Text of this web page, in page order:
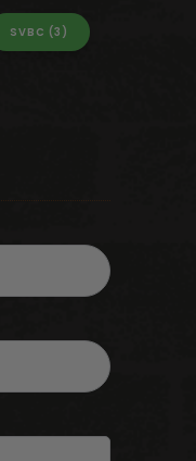
SVBC (3)